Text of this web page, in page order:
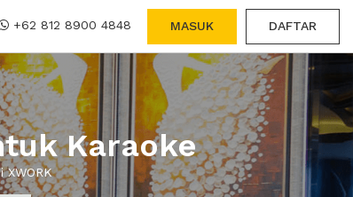
+62 812 8900 4848 MASUK DAFTAR
Karaoke